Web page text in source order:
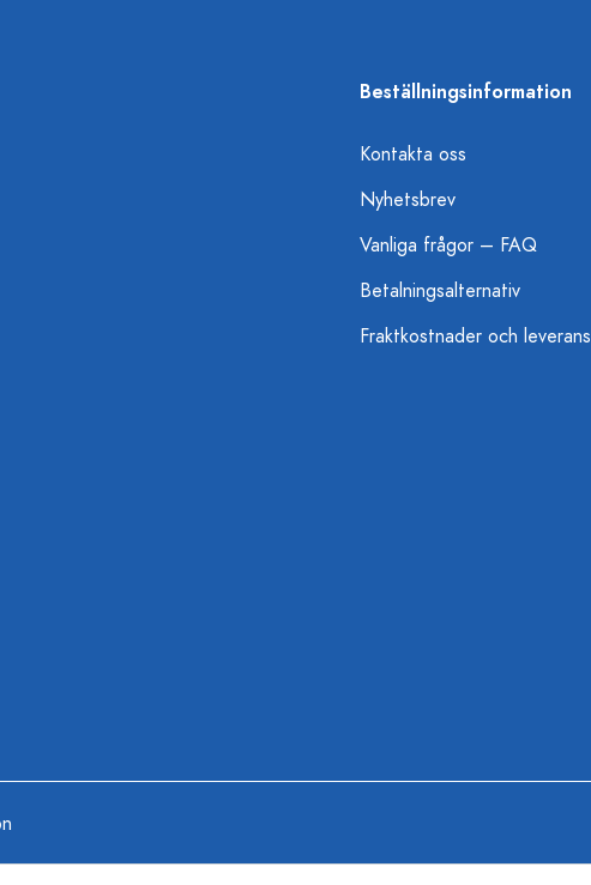
Beställningsinformation
Kontakta oss
Nyhetsbrev
Vanliga frågor – FAQ
Betalningsalternativ
Fraktkostnader och leverans